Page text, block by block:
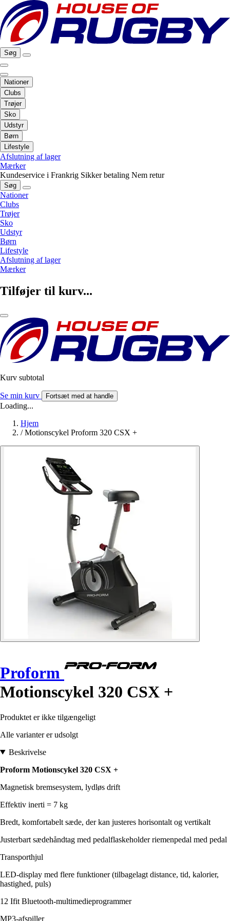
Søg
Nationer
Clubs
Trøjer
Sko
Udstyr
Børn
Lifestyle
Afslutning af lager
Mærker
Kundeservice i Frankrig Sikker betaling Nem retur
Søg
Nationer
Clubs
Trøjer
Sko
Udstyr
Børn
Lifestyle
Afslutning af lager
Mærker
Tilføjer til kurv...
Kurv subtotal
Se min kurv Fortsæt med at handle
Loading...
Hjem
/ Motionscykel Proform 320 CSX +
Proform
Motionscykel 320 CSX +
Produktet er ikke tilgængeligt
Alle varianter er udsolgt
Beskrivelse
Proform Motionscykel 320 CSX +
Magnetisk bremsesystem, lydløs drift
Effektiv inerti = 7 kg
Bredt, komfortabelt sæde, der kan justeres horisontalt og vertikalt
Justerbart sædehåndtag med pedalflaskeholder riemenpedal med pedal
Transporthjul
LED-display med flere funktioner (tilbagelagt distance, tid, kalorier,
hastighed, puls)
12 Ifit Bluetooth-multimedieprogrammer
MP3-afspiller